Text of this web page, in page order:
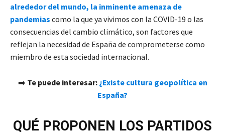
alrededor del mundo, la inminente amenaza de
pandemias como la que ya vivimos con la COVID-19 o las
consecuencias del cambio climático, son factores que
reflejan la necesidad de España de comprometerse como
miembro de esta sociedad internacional.
➡️ Te puede interesar: ¿Existe cultura geopolítica en
España?
QUÉ PROPONEN LOS PARTIDOS